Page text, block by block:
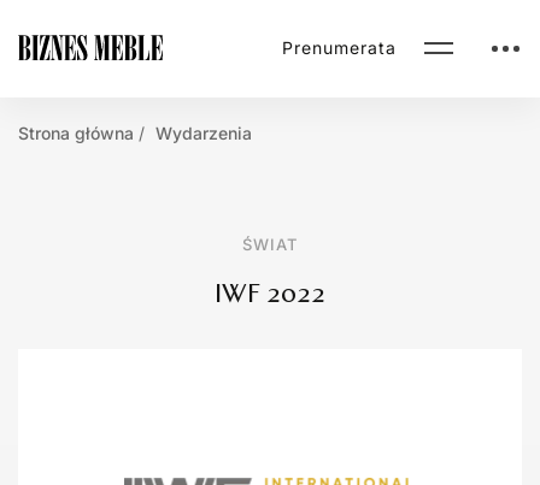
Prenumerata
Strona główna Wydarzenia
ŚWIAT
IWF 2022